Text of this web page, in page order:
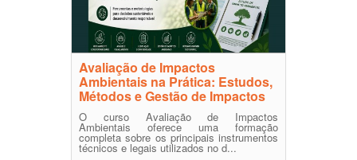
Avaliação de Impactos
Ambientais na Prática: Estudos,
Métodos e Gestão de Impactos
O curso Avaliação de Impactos
Ambientais oferece uma formação
completa sobre os principais instrumentos
técnicos e legais utilizados no d...